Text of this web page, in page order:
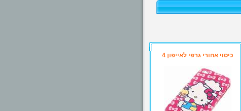
כיסוי אחורי גרפי לאייפון 4